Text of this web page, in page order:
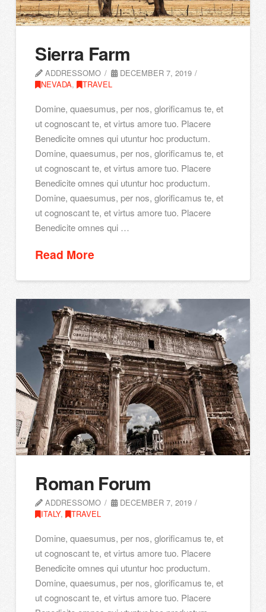
Sierra Farm
ADDRESSOMO
DECEMBER 7, 2019
NEVADA, TRAVEL
Domine, quaesumus, per nos, glorificamus te, et
ut cognoscant te, et virtus amore tuo. Placere
Benedicite omnes qui utuntur hoc productum.
Domine, quaesumus, per nos, glorificamus te, et
ut cognoscant te, et virtus amore tuo. Placere
Benedicite omnes qui utuntur hoc productum.
Domine, quaesumus, per nos, glorificamus te, et
ut cognoscant te, et virtus amore tuo. Placere
Benedicite omnes qui …
Read More
Roman Forum
ADDRESSOMO
DECEMBER 7, 2019
ITALY, TRAVEL
Domine, quaesumus, per nos, glorificamus te, et
ut cognoscant te, et virtus amore tuo. Placere
Benedicite omnes qui utuntur hoc productum.
Domine, quaesumus, per nos, glorificamus te, et
ut cognoscant te, et virtus amore tuo. Placere